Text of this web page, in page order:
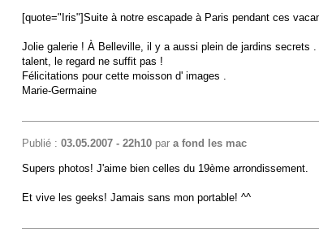
[quote="Iris"]Suite à notre escapade à Paris pendant ces
Jolie galerie ! À Belleville, il y a aussi plein de jardins secrets
talent, le regard ne suffit pas !
Félicitations pour cette moisson d' images .
Marie-Germaine
Publié : 03.05.2007 - 22h10par a fond les mac
Supers photos! J'aime bien celles du 19ème arrondissement.
Et vive les geeks! Jamais sans mon portable! ^^